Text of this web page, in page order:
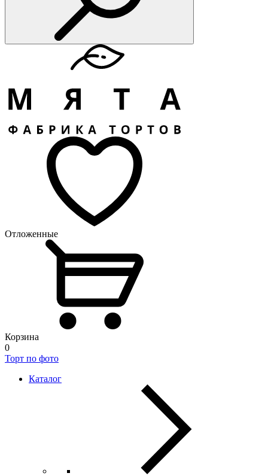
Отложенные
Корзина
0
Торт по фото
Каталог